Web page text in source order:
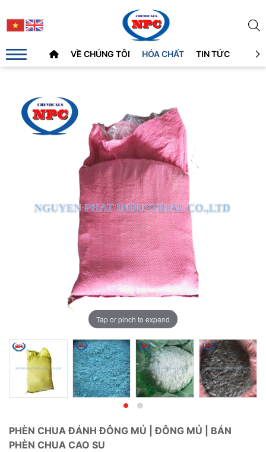
VỀ CHÚNG TÔI HÓA CHẤT TIN TỨC LIÊN
Tap or pinch to expand
PHÈN CHUA ĐÁNH ĐÔNG MỦ | ĐÔNG MỦ | BÁN
PHÈN CHUA CAO SU